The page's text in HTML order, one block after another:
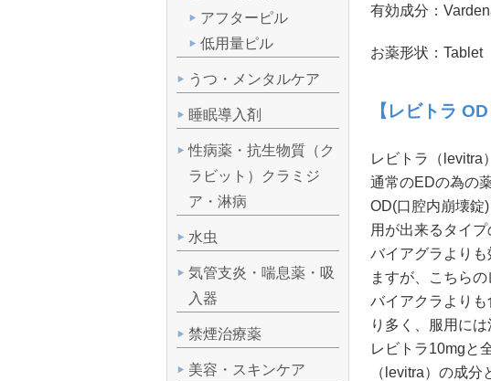
有効成分：
お薬形状：Tablet
【レビトラ
レビトラ（levitra
通常のEDの為の
OD(口腔内崩壊錠
用が出来るタイプ
バイアグラより
ますが、こちら
バイアクラより
り多く、服用には
レビトラ10mgと
（levitra）の成
アフターピル
低用量ピル
うつ・メンタルケア
睡眠導入剤
性病薬・抗生物質（ク
ラビット）クラミジ
ア・淋病
水虫
気管支炎・喘息薬・吸
入器
禁煙治療薬
美容・スキンケア